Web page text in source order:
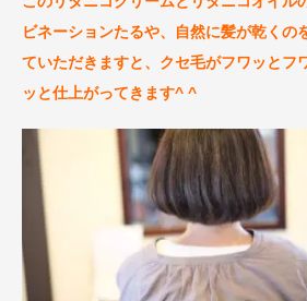
ビネーションたるや、
自然に髪が乾くの
ていただきますと、クセ毛がフワッとフ
ッと仕上がってきます^ ^